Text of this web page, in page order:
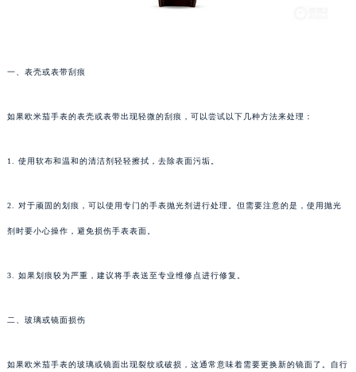
一、表壳或表带刮痕
如果欧米茄手表的表壳或表带出现轻微的刮痕，可以尝试以下几种方法来处理：
1. 使用软布和温和的清洁剂轻轻擦拭，去除表面污垢。
2. 对于顽固的划痕，可以使用专门的手表抛光剂进行处理。但需要注意的是，使用抛光
剂时要小心操作，避免损伤手表表面。
3. 如果划痕较为严重，建议将手表送至专业维修点进行修复。
二、玻璃或镜面损伤
如果欧米茄手表的玻璃或镜面出现裂纹或破损，这通常意味着需要更换新的镜面了。自行